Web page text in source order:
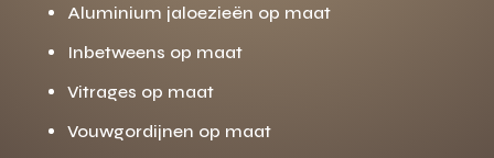
Aluminium jaloezieën op maat
Inbetweens op maat
Vitrages op maat
Vouwgordijnen op maat